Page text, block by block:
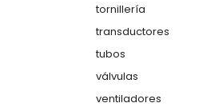
tornillería
transductores
tubos
válvulas
ventiladores